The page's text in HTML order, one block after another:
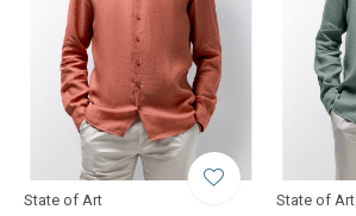
State of Art State of Art